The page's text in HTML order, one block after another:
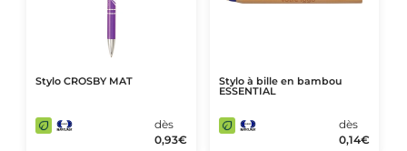
Stylo CROSBY MAT
dès
0,93€
Stylo à bille en bambou
ESSENTIAL
dès
0,14€